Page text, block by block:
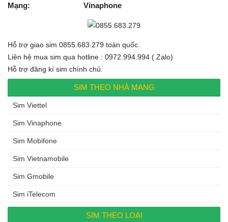
Mạng: Vinaphone
Hỗ trợ giao sim 0855.683.279 toàn quốc.
Liên hệ mua sim qua hotline : 0972.994.994 ( Zalo)
Hỗ trợ đăng kí sim chính chủ.
SIM THEO NHÀ MẠNG
Sim Viettel
Sim Vinaphone
Sim Mobifone
Sim Vietnamobile
Sim Gmobile
Sim iTelecom
SIM THEO LOẠI